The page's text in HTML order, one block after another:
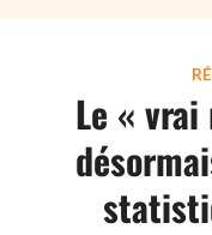
Le « vrai